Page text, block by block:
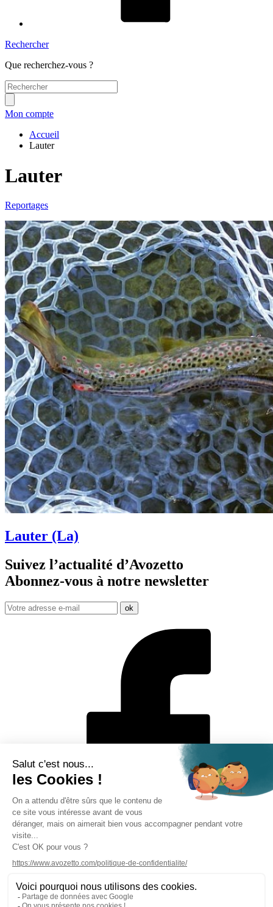
Rechercher
Que recherchez-vous ?
Mon compte
Accueil
Lauter
Lauter
Reportages
Lauter (La)
Suivez l’actualité d’Avozetto
Abonnez-vous à notre newsletter
Mentions légales
Politique de protection des données personnelles
CGV